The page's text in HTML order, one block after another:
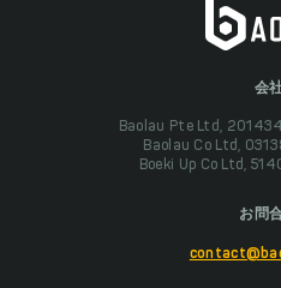
会
Baolau Pte Ltd,
Baolau Co Ltd,
Boeki Up Co Ltd,
お問